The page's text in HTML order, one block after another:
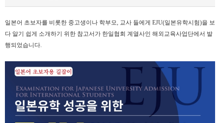
일본어 초보자를 비롯한 중고생이나 학부모, 교사 들에게 EJU(일본유학시험)을 보
다 알기 쉽게 소개하기 위한 참고서가 한일협회 계열사인 해외교육사업단에서 발
행되었습니다.